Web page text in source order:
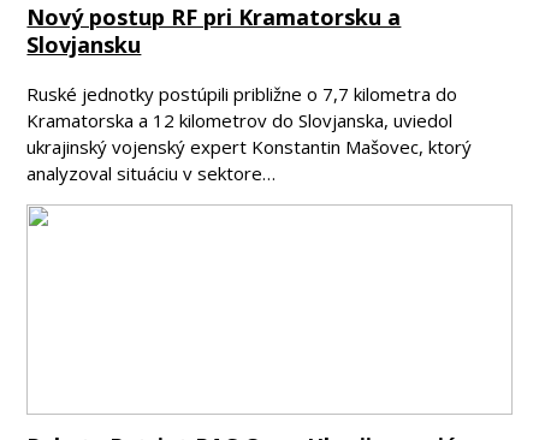
Nový postup RF pri Kramatorsku a
Slovjansku
Ruské jednotky postúpili približne o 7,7 kilometra do
Kramatorska a 12 kilometrov do Slovjanska, uviedol
ukrajinský vojenský expert Konstantin Mašovec, ktorý
analyzoval situáciu v sektore…